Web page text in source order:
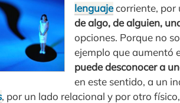
lenguajecorriente, por
de algo, de alguien,
opciones. Porque no
ejemplo que aumentó
puede desconocer a
en este sentido, a un
, por un lado relacional y por otro